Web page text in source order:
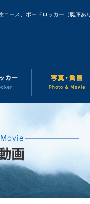
ース、ボードロッカー（艇庫あり